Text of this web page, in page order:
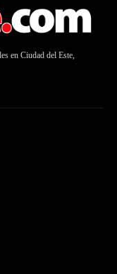
en Ciudad del Este,